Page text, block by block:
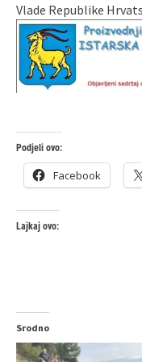
Vlade Republike
Podjeli ovo:
Facebook
Lajkaj ovo:
Srodno